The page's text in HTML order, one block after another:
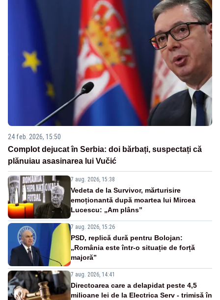
24 feb. 2026, 15:50
Complot dejucat în Serbia: doi bărbați, suspectați că
plănuiau asasinarea lui Vučić
7 aug. 2026, 15:38
Vedeta de la Survivor, mărturisire
emoționantă după moartea lui Mircea
Lucescu: „Am plâns”
7 aug. 2026, 15:26
PSD, replică dură pentru Bolojan:
„România este într-o situație de forță
majoră”
7 aug. 2026, 14:41
Directoarea care a delapidat peste 4,5
milioane lei de la Electrica Serv - trimisă în